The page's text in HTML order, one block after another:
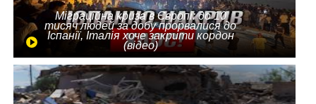
Міграційна криза в Європі: до 10
тисяч людей за добу прорвалися до
Іспанії, Італія хоче закрити кордон
(відео)